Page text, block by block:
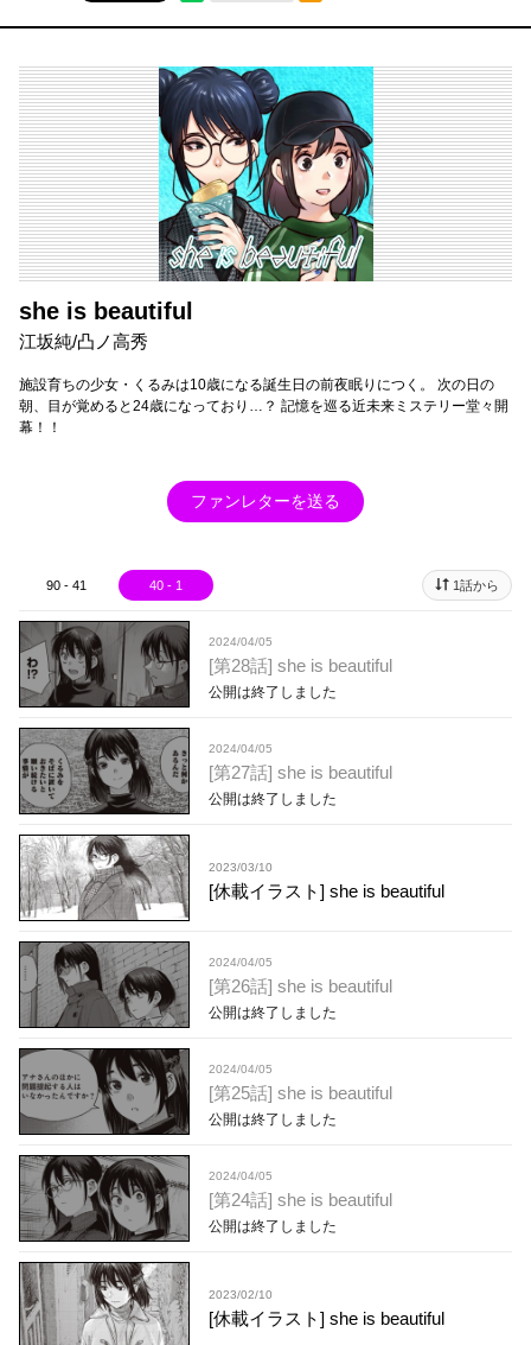
she is beautiful
江坂純/凸ノ高秀
施設育ちの少女・くるみは10歳になる誕生日の前夜眠りにつく。 次の日の
朝、目が覚めると24歳になっており…？ 記憶を巡る近未来ミステリー堂々開
幕！！
ファンレターを送る
90 - 41 40 - 1 1話から
2024/04/05
[第28話] she is beautiful
公開は終了しました
2024/04/05
[第27話] she is beautiful
公開は終了しました
2023/03/10
[休載イラスト] she is beautiful
2024/04/05
[第26話] she is beautiful
公開は終了しました
2024/04/05
[第25話] she is beautiful
公開は終了しました
2024/04/05
[第24話] she is beautiful
公開は終了しました
2023/02/10
[休載イラスト] she is beautiful